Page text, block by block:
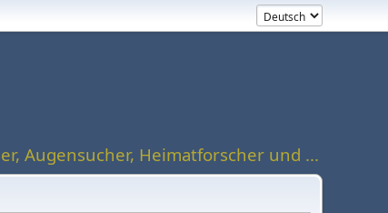
Augensucher, Heimatforscher und ...